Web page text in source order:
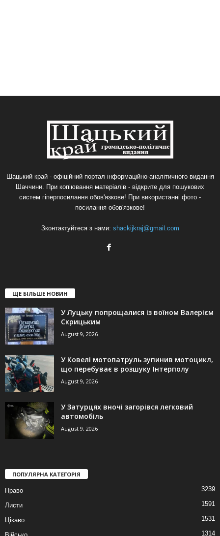
Шацький край - офіційний портал інформаційно-аналітичного видання
Шаччини. При копіювання матеріалів - відкрите для пошукових
систем гіперпосилання обов'язкове! При використанні фото -
посилання обов'язкове!
Зконтактуйтеся з нами: shackijkraj@gmail.com
ЩЕ БІЛЬШЕ НОВИН
У Луцьку попрощалися із воїном Валерієм
Скрицьким
August 9, 2026
У Ковелі мотопатруль зупинив мотоцикл,
що перебуває в розшуку Інтерполу
August 9, 2026
У Затурцях вночі загорівся легковий
автомобіль
August 9, 2026
ПОПУЛЯРНА КАТЕГОРІЯ
Право 3239
Листи 1591
Цікаво 1531
1314